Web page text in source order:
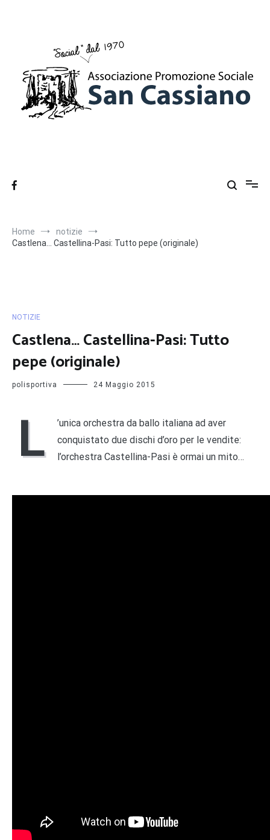
Home
notizie
Castlena… Castellina-Pasi: Tutto pepe (originale)
NOTIZIE
Castlena… Castellina-Pasi: Tutto
pepe (originale)
polisportiva 24 Maggio 2015
L
’unica orchestra da ballo italiana ad aver
conquistato due dischi d’oro per le vendite:
l’orchestra Castellina-Pasi è ormai un mito…